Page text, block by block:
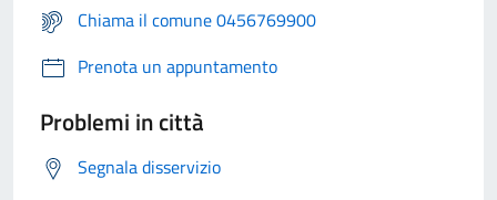
Chiama il comune 0456769900
Prenota un appuntamento
Problemi in città
Segnala disservizio